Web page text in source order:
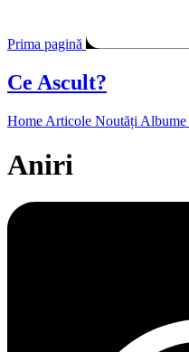
Prima pagină
Ce Ascult?
Home Articole Noutăți Albume
Aniri